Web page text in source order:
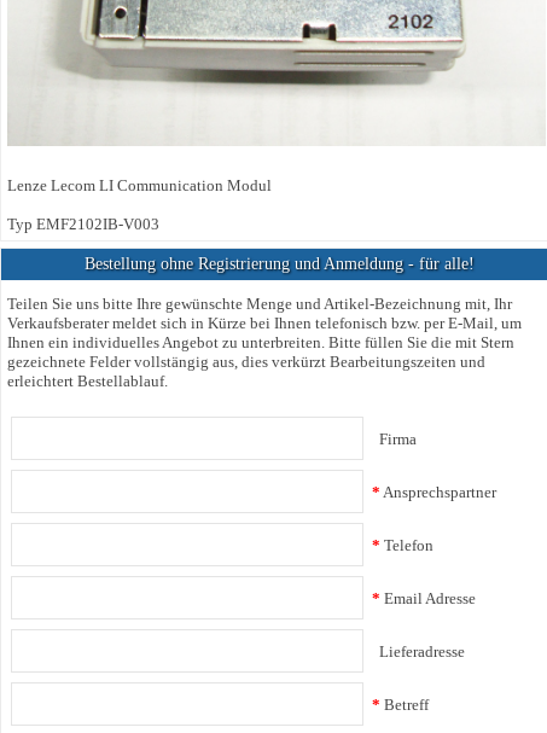
Lenze Lecom LI Communication Modul
Typ EMF2102IB-V003
Bestellung ohne Registrierung und Anmeldung - für alle!
Teilen Sie uns bitte Ihre gewünschte Menge und Artikel-Bezeichnung mit, Ihr
Verkaufsberater meldet sich in Kürze bei Ihnen telefonisch bzw. per E-Mail, um
Ihnen ein individuelles Angebot zu unterbreiten. Bitte füllen Sie die mit Stern
gezeichnete Felder vollstängig aus, dies verkürzt Bearbeitungszeiten und
erleichtert Bestellablauf.
Firma
* Ansprechspartner
* Telefon
* Email Adresse
Lieferadresse
* Betreff